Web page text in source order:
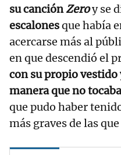
su canciónZeroy se
escalonesque había
acercarse más al
en que descendió el
con su propio vestido
manera que no
que pudo haber
más graves de las